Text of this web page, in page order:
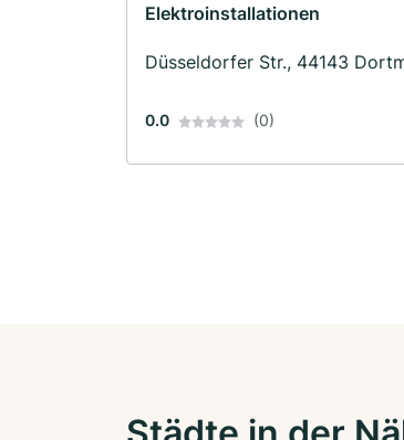
Elektroinstallationen
Düsseldorfer Str., 44143
0.0 (0)